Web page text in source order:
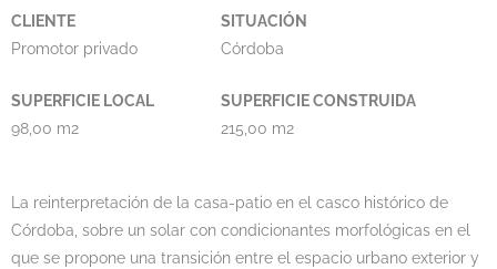
CLIENTE
Promotor privado
SUPERFICIE LOCAL
98,00 m2
SITUACIÓN
Córdoba
SUPERFICIE CONSTRUIDA
215,00 m2
La reinterpretación de la casa-patio en el casco histórico de
Córdoba, sobre un solar con condicionantes morfológicas en el
que se propone una transición entre el espacio urbano exterior y